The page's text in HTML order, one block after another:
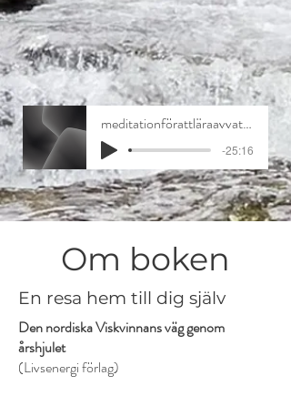
meditationförattläraavvattnetsvisdom
-25:16
Om boken
En resa hem till dig själv
Den nordiska Viskvinnans väg genom
årshjulet
(Livsenergi förlag)